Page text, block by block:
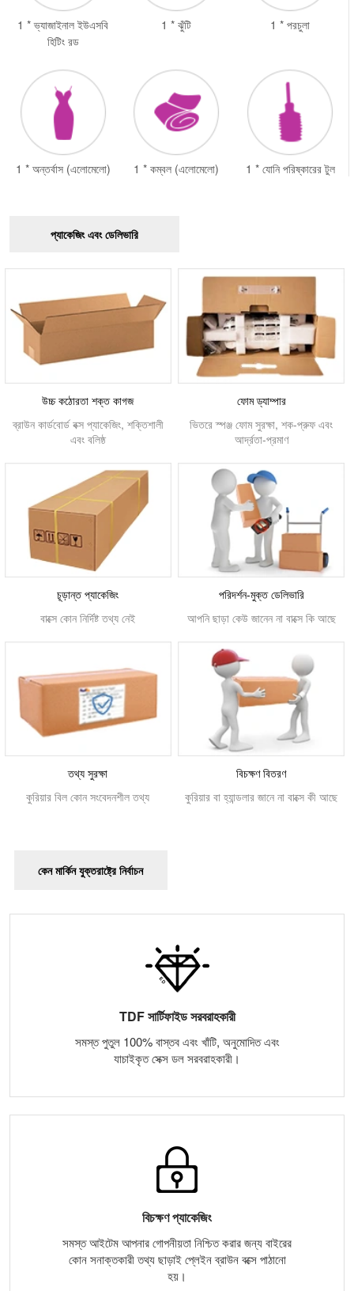
1 * ভ্যাজাইনাল ইউএসবি
হিটিং রড
1 * ঝুঁটি 1 * পরচুলা
1 * অন্তর্বাস (এলোমেলো) 1 * কম্বল (এলোমেলো) 1 * যোনি পরিষ্কারের টুল
প্যাকেজিং এবং ডেলিভারি
উচ্চ কঠোরতা শক্ত কাগজ
ব্রাউন কার্ডবোর্ড বক্স প্যাকেজিং, শক্তিশালী
এবং বলিষ্ঠ
ফোম ড্যাম্পার
ভিতরে স্পঞ্জ ফোম সুরক্ষা, শক-প্রুফ এবং
আর্দ্রতা-প্রমাণ
চূড়ান্ত প্যাকেজিং
বাক্সে কোন নির্দিষ্ট তথ্য নেই
পরিদর্শন-মুক্ত ডেলিভারি
আপনি ছাড়া কেউ জানেন না বাক্সে কি আছে
তথ্য সুরক্ষা
কুরিয়ার বিল কোন সংবেদনশীল তথ্য
বিচক্ষণ বিতরণ
কুরিয়ার বা হ্যান্ডলার জানে না বাক্সে কী আছে
কেন মার্কিন যুক্তরাষ্ট্রে নির্বাচন
TDF সার্টিফাইড সরবরাহকারী
সমস্ত পুতুল 100% বাস্তব এবং খাঁটি, অনুমোদিত এবং
যাচাইকৃত সেক্স ডল সরবরাহকারী।
বিচক্ষণ প্যাকেজিং
সমস্ত আইটেম আপনার গোপনীয়তা নিশ্চিত করার জন্য বাইরের
কোন সনাক্তকারী তথ্য ছাড়াই প্লেইন ব্রাউন বক্সে পাঠানো
হয়।